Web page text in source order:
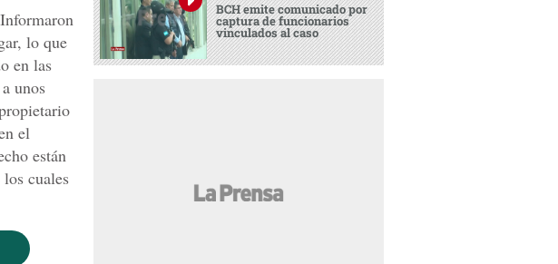
lo que
en las
unos
el
están
cuales
BCH emite comunicado por
captura de funcionarios
vinculados al caso